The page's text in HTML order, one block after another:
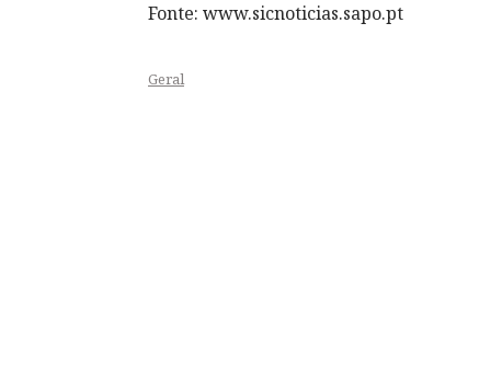
Fonte: www.sicnoticias.sapo.pt
Geral